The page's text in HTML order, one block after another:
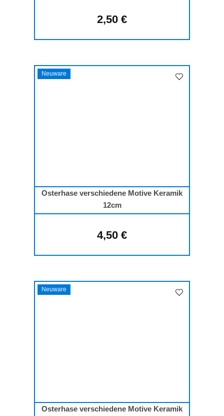
Regulärer Preis:
2,50 €
Neuware
Osterhase verschiedene Motive Keramik
12cm
Regulärer Preis:
4,50 €
Neuware
Osterhase verschiedene Motive Keramik